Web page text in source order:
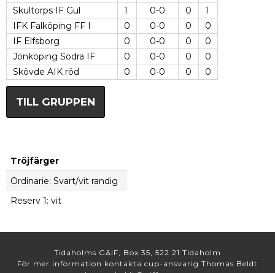
Skultorps IF Gul
1 0-0 0
1
IFK Falköping FF I
0 0-0 0
0
IF Elfsborg
0 0-0 0
0
Jönköping Södra IF
0 0-0 0
0
Skövde AIK röd
0 0-0 0 0
TILL GRUPPEN
Tröjfärger
Ordinarie: Svart/vit randig
Reserv 1: vit
Tidaholms G&IF, Box 35, 522 21 Tidaholm
För mer information kontakta cup-ansvarig Thomas Beldt